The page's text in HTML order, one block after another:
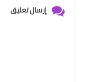
إرسال تعليق